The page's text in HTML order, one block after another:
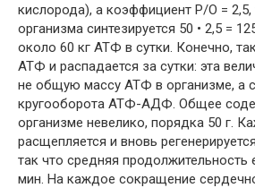
кислорода), а коэффициент Р/О = 2,5,
организма синтезируется 50 • 2,5 =
около 60 кг АТФ в сутки. Конечно,
АТФ и распадается за сутки: эта
не общую массу АТФ в организме, а
кругооборота АТФ-АДФ. Общее
организме невелико, порядка 50 г.
расщепляется и вновь
так что средняя продолжительность
мин. На каждое сокращение